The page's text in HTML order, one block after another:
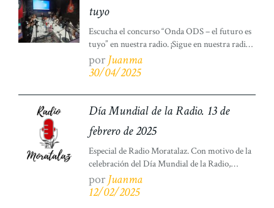
tuyo
Escucha el concurso “Onda ODS – el futuro es
tuyo” en nuestra radio. ¡Sigue en nuestra radio
la emoción de ONDA ODS – EL FUTURO ES
TUYO! Turno ahora para la segunda semifinal:
Magerit, de Madrid. El IES Jaime Ferrán Clúa,
de San Fernando de Henares. Recuerda que […]
porJuanma
30/04/2025
Día Mundial de la Radio. 13 de
febrero de 2025
Especial de Radio Moratalaz. Con motivo de la
celebración del Día Mundial de la Radio,
hemos preparado un programa especial
realizado por varios de nuestros programas
porJuanma
12/02/2025